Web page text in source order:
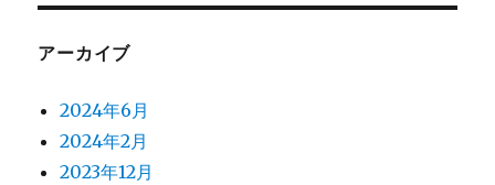
アーカイブ
2024年6月
2024年2月
2023年12月